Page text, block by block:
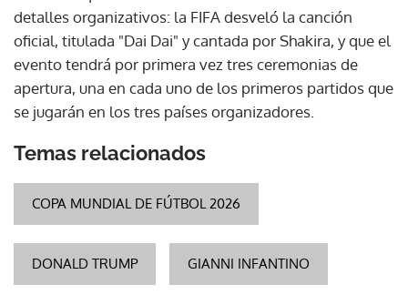
detalles organizativos: la FIFA desveló la canción
oficial, titulada "Dai Dai" y cantada por Shakira, y que el
evento tendrá por primera vez tres ceremonias de
apertura, una en cada uno de los primeros partidos que
se jugarán en los tres países organizadores.
Temas relacionados
COPA MUNDIAL DE FÚTBOL 2026
DONALD TRUMP GIANNI INFANTINO